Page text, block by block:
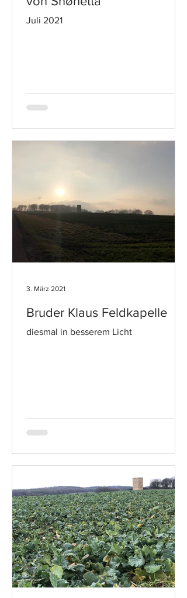
Juli 2021
Bruder Klaus Feldkapelle
diesmal in besserem Licht
3. März 2021